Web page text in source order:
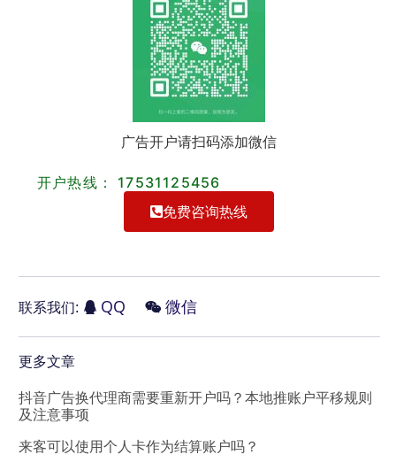
广告开户请扫码添加微信
开户热线： 17531125456
免费咨询热线
联系我们: QQ 微信
更多文章
抖音广告换代理商需要重新开户吗？本地推账户平移规则
及注意事项
来客可以使用个人卡作为结算账户吗？